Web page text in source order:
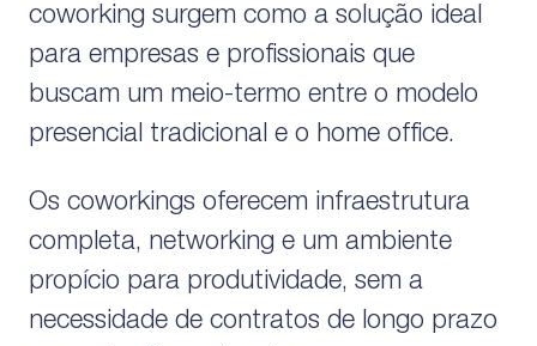
coworking surgem como a solução ideal
para empresas e profissionais que
buscam um meio-termo entre o modelo
presencial tradicional e o home office.
Os coworkings oferecem infraestrutura
completa, networking e um ambiente
propício para produtividade, sem a
necessidade de contratos de longo prazo